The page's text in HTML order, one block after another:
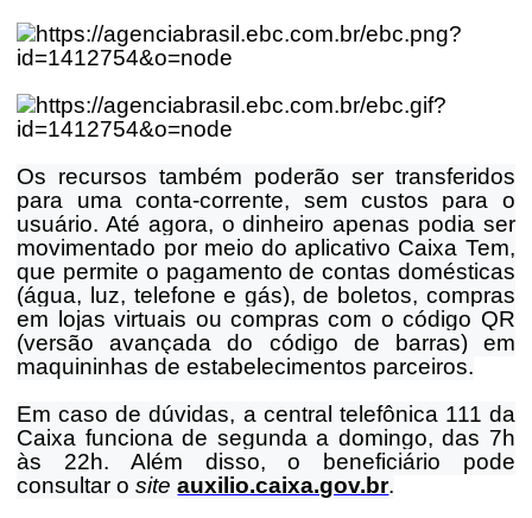
Os recursos também poderão ser transferidos
para uma conta-corrente, sem custos para o
usuário. Até agora, o dinheiro apenas podia ser
movimentado por meio do aplicativo Caixa Tem,
que permite o pagamento de contas domésticas
(água, luz, telefone e gás), de boletos, compras
em lojas virtuais ou compras com o código QR
(versão avançada do código de barras) em
maquininhas de estabelecimentos parceiros.
Em caso de dúvidas, a central telefônica 111 da
Caixa funciona de segunda a domingo, das 7h
às 22h. Além disso, o beneficiário pode
consultar osite auxilio.caixa.gov.br.